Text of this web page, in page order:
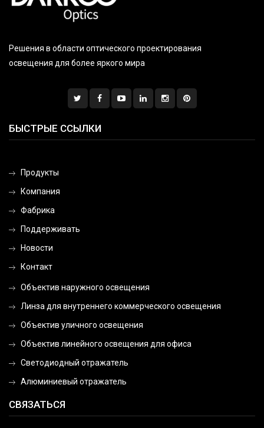
Решения в области оптического проектирования
освещения для более яркого мира
БЫСТРЫЕ ССЫЛКИ
Продукты
Компания
Фабрика
Поддерживать
Новости
Контакт
Объектив наружного освещения
Линза для внутреннего коммерческого освещения
Объектив уличного освещения
Объектив линейного освещения для офиса
Светодиодный отражатель
Алюминиевый отражатель
СВЯЗАТЬСЯ